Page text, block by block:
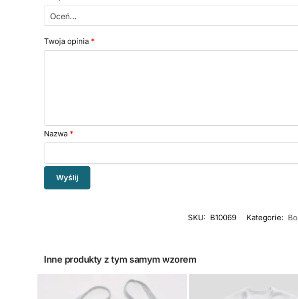
Twoja opinia *
Nazwa *
SKU: B10069 Kategorie:
Inne produkty z tym samym wzorem